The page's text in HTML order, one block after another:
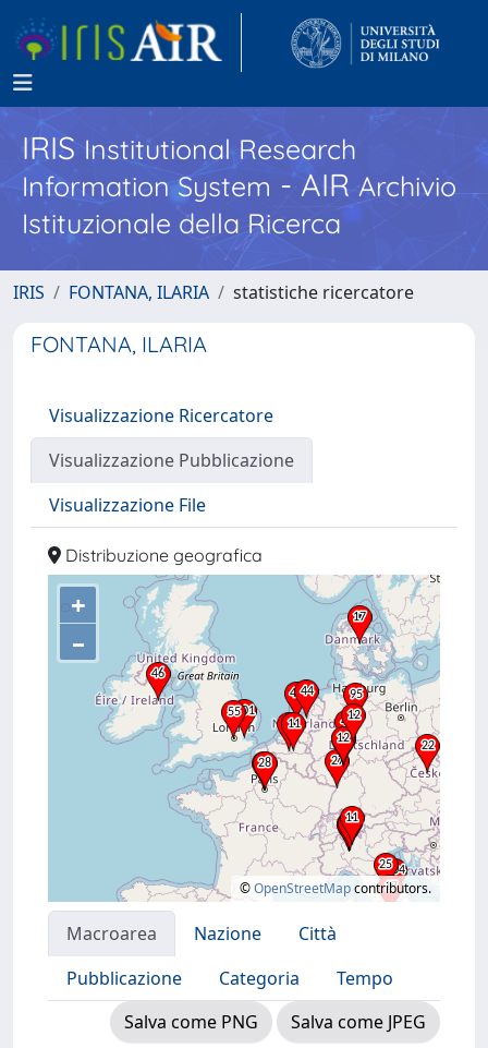
IRISInstitutional Research
Information System - AIR Archivio
Istituzionale della Ricerca
IRIS FONTANA, ILARIA statistiche ricercatore
FONTANA, ILARIA
Visualizzazione Ricercatore
Visualizzazione Pubblicazione
Visualizzazione File
Distribuzione geografica
+
–
©OpenStreetMapcontributors.
Macroarea Nazione
Città
Pubblicazione
Categoria
Tempo
Salva come PNG
Salva come JPEG